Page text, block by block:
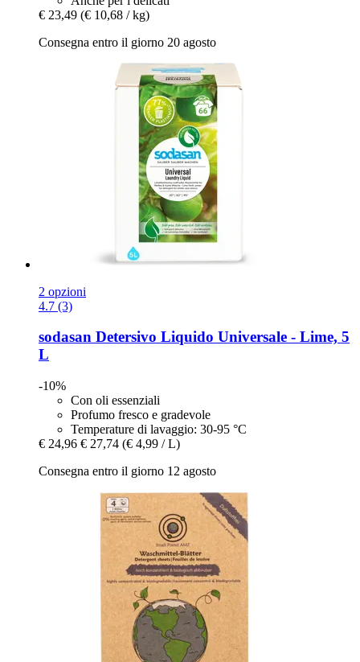
€ 23,49 (€ 10,68 / kg)
Consegna entro il giorno 20 agosto
2 opzioni
4.7 (3)
sodasan Detersivo Liquido Universale -​ Lime, 5
L
-10%
Con oli essenziali
Profumo fresco e gradevole
Temperature di lavaggio: 30-95 °C
€ 24,96 € 27,74 (€ 4,99 / L)
Consegna entro il giorno 12 agosto